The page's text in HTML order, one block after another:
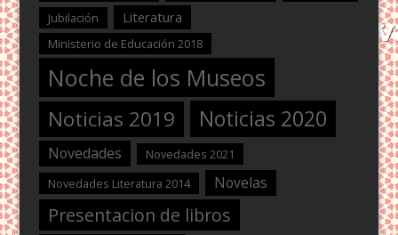
Jubilación
Literatura
Ministerio de Educación 2018
Noche de los Museos
Noticias 2019 Noticias 2020
Novedades
Novedades 2021
Novedades Literatura 2014
Novelas
Presentacion de libros